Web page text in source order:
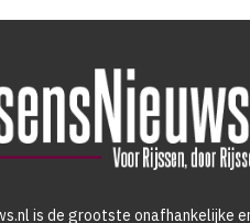
is de grootste onafhankelijke